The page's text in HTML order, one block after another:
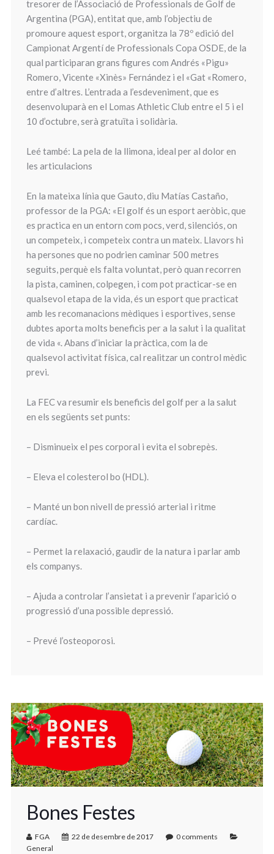
tresorer de l’Associació de Professionals de Golf de
Argentina (PGA), entitat que, amb l’objectiu de
promoure aquest esport, organitza la 78º edició del
Campionat Argentí de Professionals Copa OSDE, de la
qual participaran grans figures com Andrés «Pigu»
Romero, Vicente «Xinès» Fernández i el «Gat «Romero,
entre d’altres. L’entrada a l’esdeveniment, que es
desenvoluparà en el Lomas Athletic Club entre el 5 i el
10 d’octubre, serà gratuïta i solidària.
Leé també: La pela de la llimona, ideal per al dolor en
les articulacions
En la mateixa línia que Gauto, diu Matías Castaño,
professor de la PGA: «El golf és un esport aeròbic, que
es practica en un entorn com pocs, verd, silenciós, on
un competeix, i competeix contra un mateix. Llavors hi
ha persones que no podrien caminar 500 metres
seguits, perquè els falta voluntat, però quan recorren
la pista, caminen, colpegen, i com pot practicar-se en
qualsevol etapa de la vida, és un esport que practicat
amb les recomanacions mèdiques i esportives, sense
dubtes aporta molts beneficis per a la salut i la qualitat
de vida «. Abans d’iniciar la pràctica, com la de
qualsevol activitat física, cal realitzar un control mèdic
previ.
La FEC va resumir els beneficis del golf per a la salut
en els següents set punts:
– Disminueix el pes corporal i evita el sobrepès.
– Eleva el colesterol bo (HDL).
– Manté un bon nivell de pressió arterial i ritme
cardíac.
– Permet la relaxació, gaudir de la natura i parlar amb
els companys.
– Ajuda a controlar l’ansietat i a prevenir l’aparició o
progressió d’una possible depressió.
– Prevé l’osteoporosi.
Bones Festes
FGA 22 de desembre de 2017
0 comments
General